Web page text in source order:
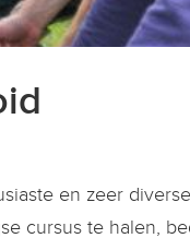
en zeer
cursus te halen,